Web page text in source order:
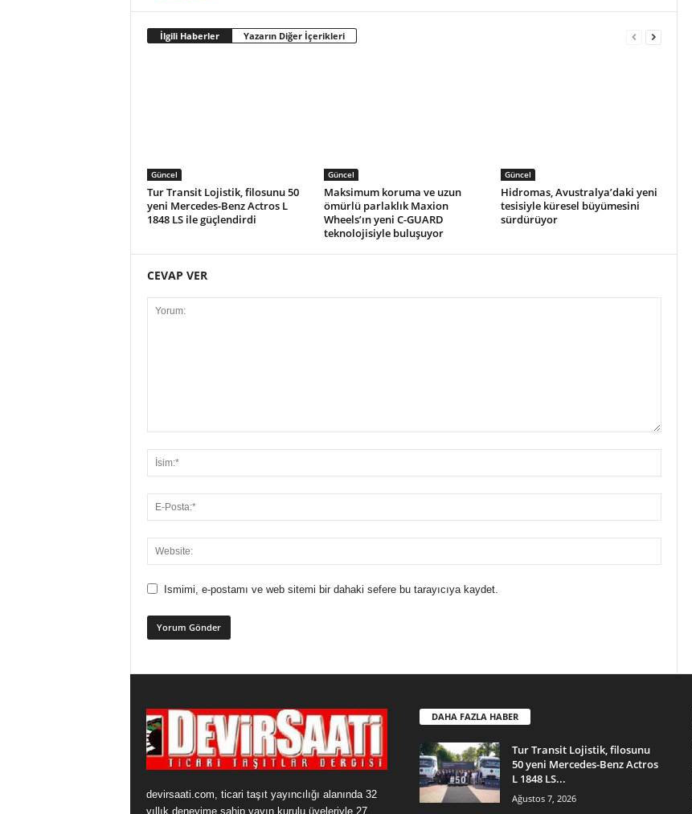
İlgili Haberler Yazarın Diğer İçerikleri
Güncel
Tur Transit Lojistik, filosunu 50
yeni Mercedes-Benz Actros L
1848 LS ile güçlendirdi
Güncel
Maksimum koruma ve uzun
ömürlü parlaklık Maxion
Wheels’ın yeni C-GUARD
teknolojisiyle buluşuyor
Güncel
Hidromas, Avustralya’daki yeni
tesisiyle küresel büyümesini
sürdürüyor
CEVAP VER
Ismimi, e-postamı ve web sitemi bir dahaki sefere bu tarayıcıya kaydet.
devirsaati.com, ticari taşıt yayıncılığı alanında 32
yıllık deneyime sahip yayın kurulu üyeleriyle 27
DAHA FAZLA HABER
Tur Transit Lojistik, filosunu
50 yeni Mercedes-Benz Actros
L 1848 LS...
Ağustos 7, 2026